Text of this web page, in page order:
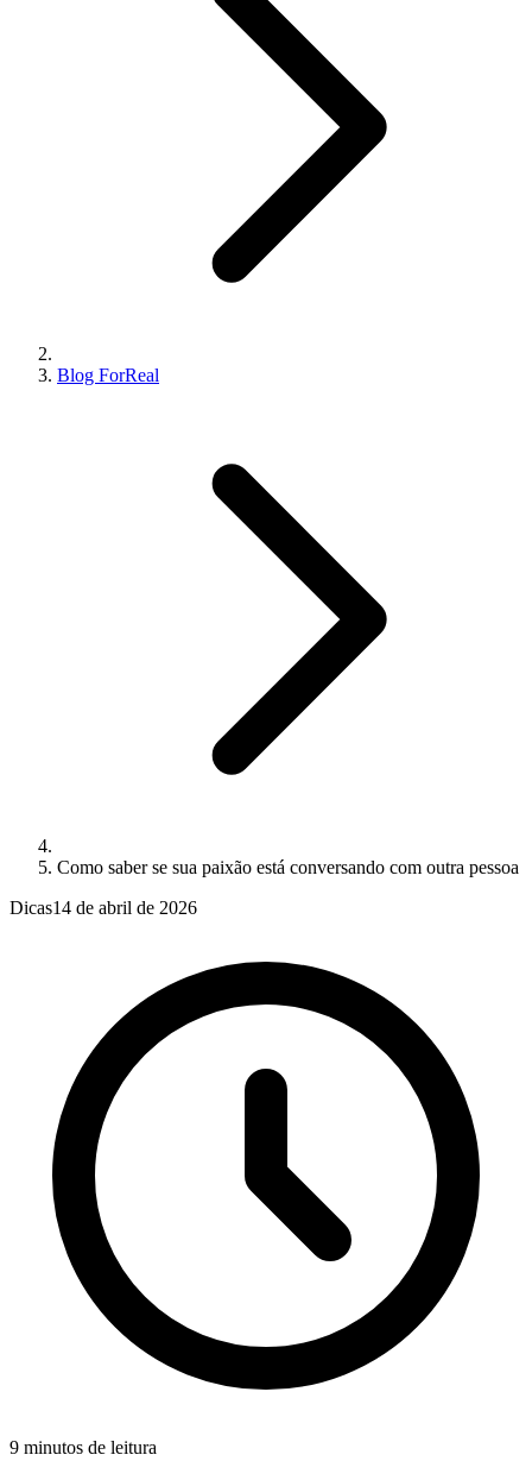
Blog ForReal
Como saber se sua paixão está conversando com outra pessoa
Dicas14 de abril de 2026
9 minutos de leitura